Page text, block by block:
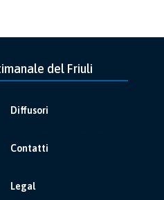
del Friuli
Diffusori
Contatti
Legal